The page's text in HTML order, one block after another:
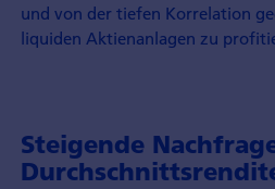
und von der tiefen Korrelation
liquiden Aktienanlagen zu
Steigende